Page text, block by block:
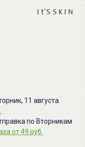
11 августа.
по Вторникам
от 49 руб.